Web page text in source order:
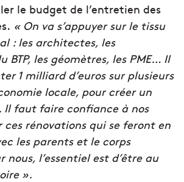
le budget de l’entretien des
« On va s’appuyer sur le tissu
:les architectes, les
BTP, les géomètres, les PME… Il
1 milliard d’euros sur plusieurs
locale, pour créer un
Il faut faire confiance à nos
ces rénovations qui se feront en
les parents et le corps
nous, l’essentiel est d’être au
».